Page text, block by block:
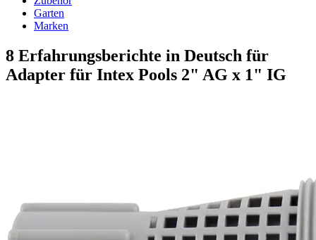
Garten
Marken
8 Erfahrungsberichte in Deutsch für
Adapter für Intex Pools 2" AG x 1" IG